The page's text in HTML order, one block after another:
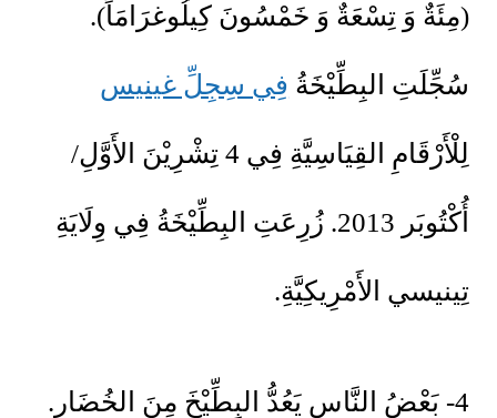
(مِئَةٌ وَ تِسْعَةٌ وَ خَمْسُونَ كِيلُوغرَامَاً).
سُجِّلَتِ البِطِّيْخَةُ فِي سِجِلِّ غينيس
لِلْأَرْقَامِ القِيَاسِيَّةِ فِي 4 تِشْرِيْنَ الأَوَّلِ/
أُكْتُوبَر 2013. زُرِعَتِ البِطِّيْخَةُ فِي وِلَايَةِ
تِينيسي الأَمْرِيكِيَّةِ.
4- بَعْضُ النَّاسِ يَعُدُّ البِطِّيْخَ مِنَ الخُضَارِ.